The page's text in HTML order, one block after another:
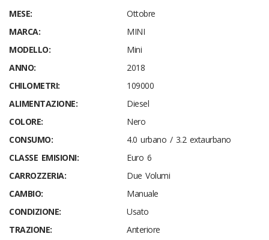
MESE:
Ottobre
MARCA:
MINI
MODELLO:
Mini
ANNO:
2018
CHILOMETRI:
109000
ALIMENTAZIONE:
Diesel
COLORE:
Nero
CONSUMO:
4.0 urbano / 3.2 extaurbano
CLASSE EMISIONI:
Euro 6
CARROZZERIA:
Due Volumi
CAMBIO:
Manuale
CONDIZIONE:
Usato
TRAZIONE:
Anteriore